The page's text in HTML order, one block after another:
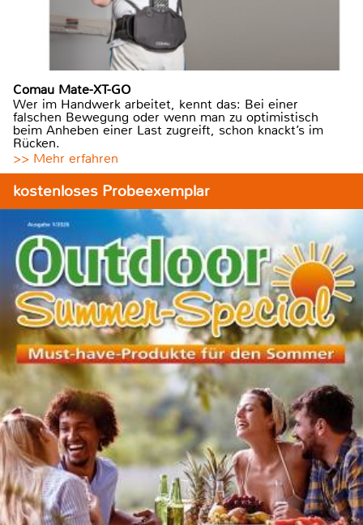
Comau Mate-XT-GO
Wer im Handwerk arbeitet, kennt das: Bei einer
falschen Bewegung oder wenn man zu optimistisch
beim Anheben einer Last zugreift, schon knackt’s im
Rücken.
>> Mehr erfahren
kostenloses Probeexemplar